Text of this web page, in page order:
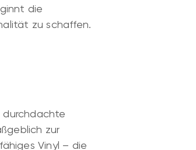
die
zu schaffen.
durchdachte
zur
Vinyl – die